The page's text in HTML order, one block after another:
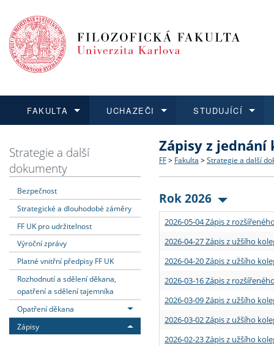
FAKULTA
Dozvědět se více
Struktura a historie
Strategie a další
Podpora a benefity pro
Absolventi fakulty
UCHAZEČI
Podat přihlášku
Co studovat a jak se
Učitelské studijní
Informace k průběhu
STUDUJÍCÍ
Dozvědět se více
Bakalářské a magisterské
Doktorské studium
Rigorózní řízení
Dozvědět se více
O vědě a výzkumu na FF
Akademické kvalifikace
Granty a projekty
Dozvědět se více
Aktuální nabídky a
Vyjíždějící studenti
Přijíždějící studenti
Vyjíždějící zaměstnanci
Strategie a další
dokumenty
Bezpečnost
Strategické a dlouhodobé záměry
FF UK pro udržitelnost
Výroční zprávy
Platné vnitřní předpisy FF UK
Rozhodnutí a sdělení děkana,
opatření a sdělení tajemníka
Opatření děkana
Zápisy
Zápisy z jednání
FF > Fakulta > Strategie a další
Rok 2026
2026-05-04 Zápis z
2026-04-27 Zápis z užšího
2026-04-20 Zápis z užšího
2026-03-16 Zápis z
2026-03-09 Zápis z užšího
2026-03-02 Zápis z užšího
2026-02-23 Zápis z užšího